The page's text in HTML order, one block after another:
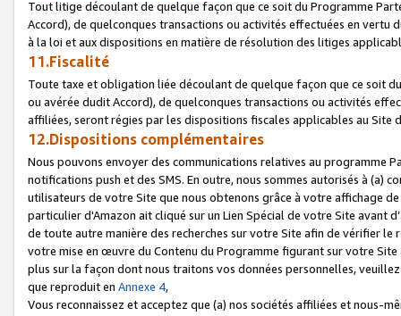
Tout litige découlant de quelque façon que ce soit du Programme
Accord), de quelconques transactions ou activités effectuées en vertu
à la loi et aux dispositions en matière de résolution des litiges
11.Fiscalité
Toute taxe et obligation liée découlant de quelque façon que ce soit
ou avérée dudit Accord), de quelconques transactions ou activités
affiliées, seront régies par les dispositions fiscales applicables au Site
12.Dispositions complémentaires
Nous pouvons envoyer des communications relatives au programme
notifications push et des SMS. En outre, nous sommes autorisés à
utilisateurs de votre Site que nous obtenons grâce à votre affichage
particulier d'Amazon ait cliqué sur un Lien Spécial de votre Site avant
de toute autre manière des recherches sur votre Site afin de vérifier
votre mise en œuvre du Contenu du Programme figurant sur votre
plus sur la façon dont nous traitons vos données personnelles,
que reproduit en Annexe 4,
Vous reconnaissez et acceptez que (a) nos sociétés affiliées et nous-